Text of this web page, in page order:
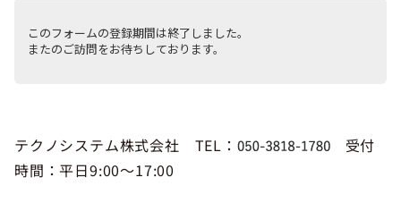
テクノシステム株式会社 TEL：
受付
時間：平日9:00～17:00